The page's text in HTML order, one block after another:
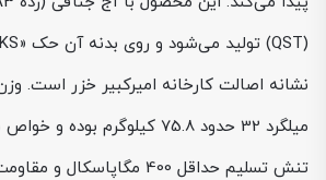
میلگرد 32 حدود 75.8 کیلوگرم